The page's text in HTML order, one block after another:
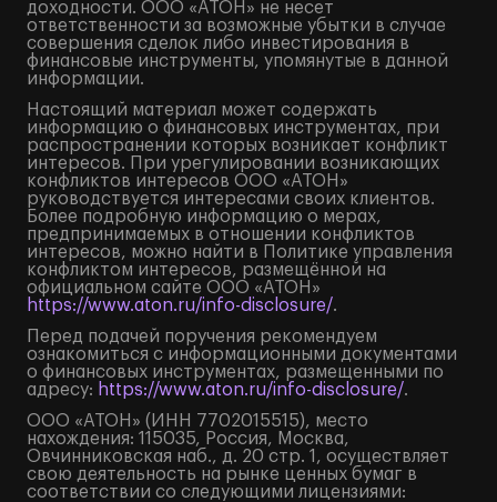
доходности. ООО «АТОН» не несет
ответственности за возможные убытки в случае
совершения сделок либо инвестирования в
финансовые инструменты, упомянутые в данной
информации.
Настоящий материал может содержать
информацию о финансовых инструментах, при
распространении которых возникает конфликт
интересов. При урегулировании возникающих
конфликтов интересов ООО «АТОН»
руководствуется интересами своих клиентов.
Более подробную информацию о мерах,
предпринимаемых в отношении конфликтов
интересов, можно найти в Политике управления
конфликтом интересов, размещённой на
официальном сайте ООО «АТОН»
https://www.aton.ru/info-disclosure/.
Перед подачей поручения рекомендуем
ознакомиться с информационными документами
о финансовых инструментах, размещенными по
адресу: https://www.aton.ru/info-disclosure/.
ООО «АТОН» (ИНН 7702015515), место
нахождения: 115035, Россия, Москва,
Овчинниковская наб., д. 20 стр. 1, осуществляет
свою деятельность на рынке ценных бумаг в
соответствии со следующими лицензиями: